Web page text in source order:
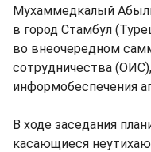
Мухаммедкалый
в город Стамбул
во внеочередном
сотрудничества
информобеспечения
В ходе заседания
касающиеся